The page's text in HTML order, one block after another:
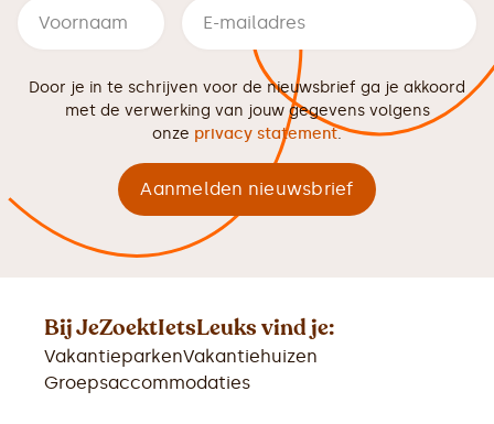
Door je in te schrijven voor de nieuwsbrief ga je akkoord
met de verwerking van jouw gegevens volgens
onze privacy statement.
Bij JeZoektIetsLeuks vind je:
VakantieparkenVakantiehuizen
Groepsaccommodaties